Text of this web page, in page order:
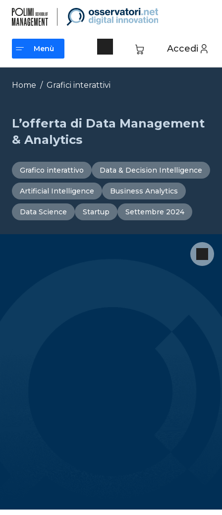
contenuto
Accedi
Menù
Menù
Home / Grafici interattivi
L’offerta di Data Management
& Analytics
Grafico interattivo Data & Decision Intelligence
Artificial Intelligence Business Analytics
Data Science Startup Settembre 2024